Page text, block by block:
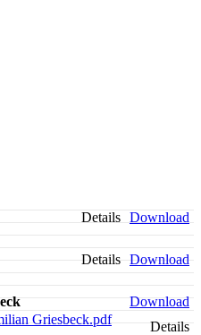
Download
Details
Download
Details
Griesbeck.pdf
Download
Details